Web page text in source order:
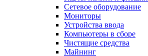
Сетевое оборудование
Мониторы
Устройства ввода
Компьютеры в сборе
Чистящие средства
Майнинг